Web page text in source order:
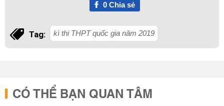
0Chia sẻ
Tag: kì thi THPT quốc gia năm 2019
CÓ THỂ BẠN QUAN TÂM